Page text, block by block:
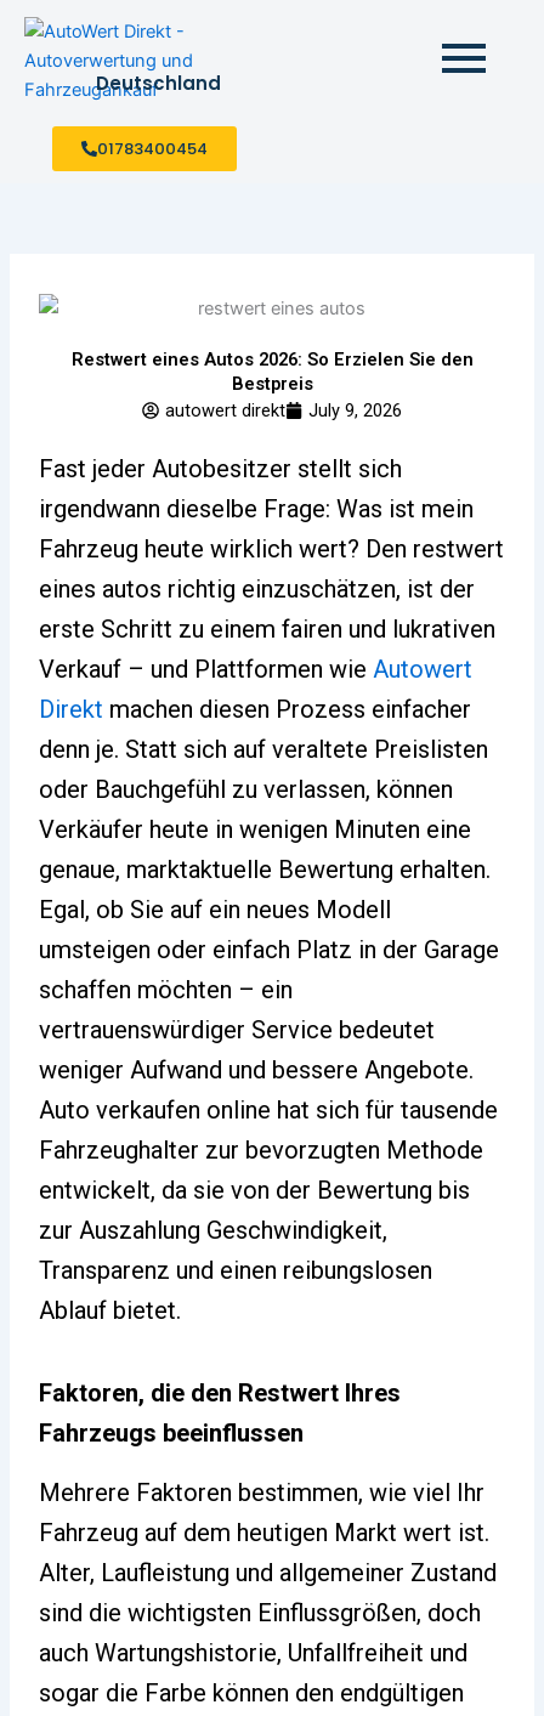
Skip
content
Deutschland
01783400454
Restwert eines Autos 2026: So Erzielen Sie den
Bestpreis
autowert direkt
July 9, 2026
Fast jeder Autobesitzer stellt sich
irgendwann dieselbe Frage: Was ist mein
Fahrzeug heute wirklich wert? Den restwert
eines autos richtig einzuschätzen, ist der
erste Schritt zu einem fairen und lukrativen
Verkauf – und Plattformen wieAutowert
Direkt machen diesen Prozess einfacher
denn je. Statt sich auf veraltete Preislisten
oder Bauchgefühl zu verlassen, können
Verkäufer heute in wenigen Minuten eine
genaue, marktaktuelle Bewertung erhalten.
Egal, ob Sie auf ein neues Modell
umsteigen oder einfach Platz in der Garage
schaffen möchten – ein
vertrauenswürdiger Service bedeutet
weniger Aufwand und bessere Angebote.
Auto verkaufen online hat sich für tausende
Fahrzeughalter zur bevorzugten Methode
entwickelt, da sie von der Bewertung bis
zur Auszahlung Geschwindigkeit,
Transparenz und einen reibungslosen
Ablauf bietet.
Faktoren, die den Restwert Ihres
Fahrzeugs beeinflussen
Mehrere Faktoren bestimmen, wie viel Ihr
Fahrzeug auf dem heutigen Markt wert ist.
Alter, Laufleistung und allgemeiner Zustand
sind die wichtigsten Einflussgrößen, doch
auch Wartungshistorie, Unfallfreiheit und
sogar die Farbe können den endgültigen